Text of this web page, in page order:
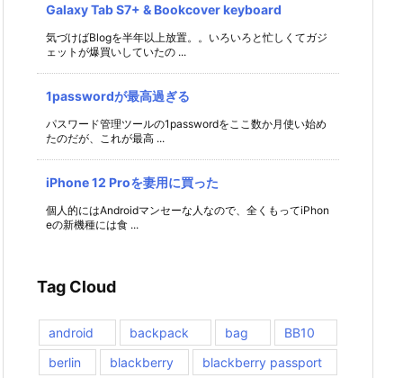
Galaxy Tab S7+ & Bookcover keyboard
気づけばBlogを半年以上放置。。いろいろと忙しくてガジ
ェットが爆買いしていたの ...
1passwordが最高過ぎる
パスワード管理ツールの1passwordをここ数か月使い始め
たのだが、これが最高 ...
iPhone 12 Proを妻用に買った
個人的にはAndroidマンセーな人なので、全くもってiPhon
eの新機種には食 ...
Tag Cloud
android backpack bag
BB10
berlin
blackberry
blackberry passport